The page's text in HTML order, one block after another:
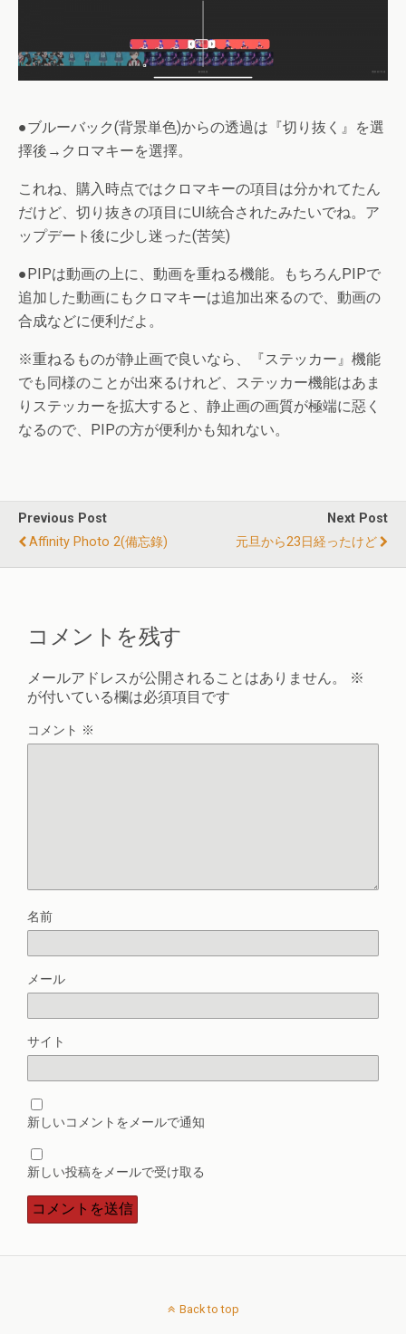
●ブルーバック(背景単色)からの透過は『切り抜く』を選
擇後→クロマキーを選擇。
これね、購入時点ではクロマキーの項目は分かれてたん
だけど、切り抜きの項目にUI統合されたみたいでね。ア
ップデート後に少し迷った(苦笑)
●PIPは動画の上に、動画を重ねる機能。もちろんPIPで
追加した動画にもクロマキーは追加出來るので、動画の
合成などに便利だよ。
※重ねるものが静止画で良いなら、『ステッカー』機能
でも同様のことが出來るけれど、ステッカー機能はあま
りステッカーを拡大すると、静止画の画質が極端に惡く
なるので、PIPの方が便利かも知れない。
Previous Post
Affinity Photo 2(備忘錄)
Next Post
元旦から23日経ったけど
コメントを残す
メールアドレスが公開されることはありません。
※
が付いている欄は必須項目です
コメント ※
名前
メール
サイト
新しいコメントをメールで通知
新しい投稿をメールで受け取る
Back to top